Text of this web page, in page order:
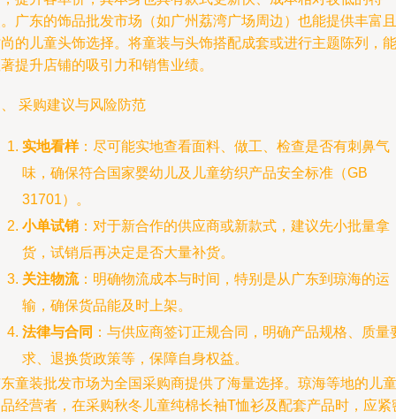
广东的饰品批发市场（如广州荔湾广场周边）也能提供丰富且
的儿童头饰选择。将童装与头饰搭配成套或进行主题陈列，能
提升店铺的吸引力和销售业绩。
采购建议与风险防范
实地看样：尽可能实地查看面料、做工、检查是否有刺鼻气
味，确保符合国家婴幼儿及儿童纺织产品安全标准（GB
31701）。
小单试销 ：对于新合作的供应商或新款式，建议先小批量拿
货，试销后再决定是否大量补货。
关注物流：明确物流成本与时间，特别是从广东到琼海的运
输，确保货品能及时上架。
法律与合同 ：与供应商签订正规合同，明确产品规格、质量
求、退换货政策等，保障自身权益。
童装批发市场为全国采购商提供了海量选择。琼海等地的儿童
经营者，在采购秋冬儿童纯棉长袖T恤衫及配套产品时，应紧